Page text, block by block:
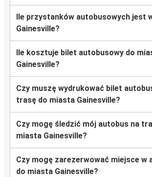
Ile przystanków autobusowych jest
Gainesville?
Ile kosztuje bilet autobusowy do
Gainesville?
Czy muszę wydrukować bilet
trasę do miasta Gainesville?
Czy mogę śledzić mój autobus na
miasta Gainesville?
Czy mogę zarezerwować miejsce w
do miasta Gainesville?